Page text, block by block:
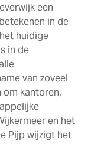
een
in de
huidige
in de
van zoveel
om kantoren,
en het
Pijp wijzigt het